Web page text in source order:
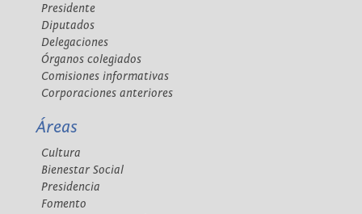
Presidente
Diputados
Delegaciones
Órganos colegiados
Comisiones informativas
Corporaciones anteriores
Áreas
Cultura
Bienestar Social
Presidencia
Fomento